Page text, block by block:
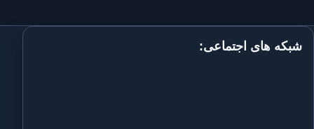
شبکه های اجتماعی: